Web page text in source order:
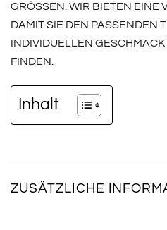
GRÖSSEN. WIR BIETEN EINE
AMIT SIE DEN PASSENDEN
NDIVIDUELLEN GESCHMACK
INDEN.
Inhalt
ZUSÄTZLICHE